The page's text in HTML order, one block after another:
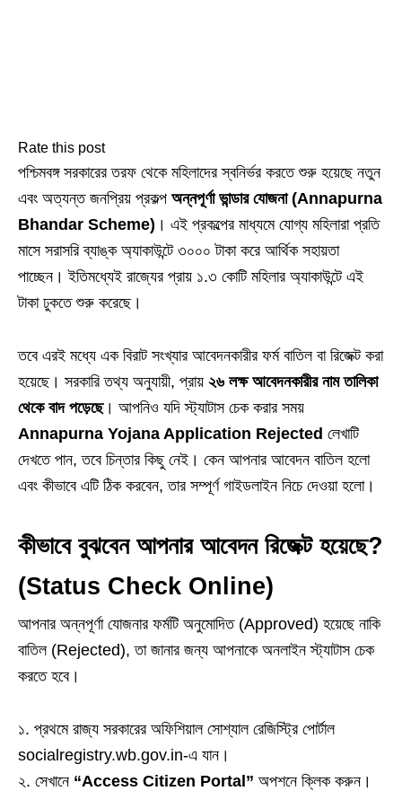
Rate this post
পশ্চিমবঙ্গ সরকারের তরফ থেকে মহিলাদের স্বনির্ভর করতে শুরু হয়েছে নতুন
এবং অত্যন্ত জনপ্রিয় প্রকল্প অন্নপূর্ণা ভান্ডার যোজনা (Annapurna
Bhandar Scheme) । এই প্রকল্পের মাধ্যমে যোগ্য মহিলারা প্রতি
মাসে সরাসরি ব্যাঙ্ক অ্যাকাউন্টে ৩০০০ টাকা করে আর্থিক সহায়তা
পাচ্ছেন। ইতিমধ্যেই রাজ্যের প্রায় ১.৩ কোটি মহিলার অ্যাকাউন্টে এই
টাকা ঢুকতে শুরু করেছে।
তবে এরই মধ্যে এক বিরাট সংখ্যার আবেদনকারীর ফর্ম বাতিল বা রিজেক্ট করা
হয়েছে। সরকারি তথ্য অনুযায়ী, প্রায় ২৬ লক্ষ আবেদনকারীর নাম তালিকা
থেকে বাদ পড়েছে। আপনিও যদি স্ট্যাটাস চেক করার সময়
Annapurna Yojana Application Rejected লেখাটি
দেখতে পান, তবে চিন্তার কিছু নেই। কেন আপনার আবেদন বাতিল হলো
এবং কীভাবে এটি ঠিক করবেন, তার সম্পূর্ণ গাইডলাইন নিচে দেওয়া হলো।
কীভাবে বুঝবেন আপনার আবেদন রিজেক্ট হয়েছে?
(Status Check Online)
আপনার অন্নপূর্ণা যোজনার ফর্মটি অনুমোদিত (Approved) হয়েছে নাকি
বাতিল (Rejected), তা জানার জন্য আপনাকে অনলাইন স্ট্যাটাস চেক
করতে হবে।
১. প্রথমে রাজ্য সরকারের অফিশিয়াল সোশ্যাল রেজিস্ট্রি পোর্টাল
socialregistry.wb.gov.in-এ যান।
২. সেখানে “Access Citizen Portal” অপশনে ক্লিক করুন।